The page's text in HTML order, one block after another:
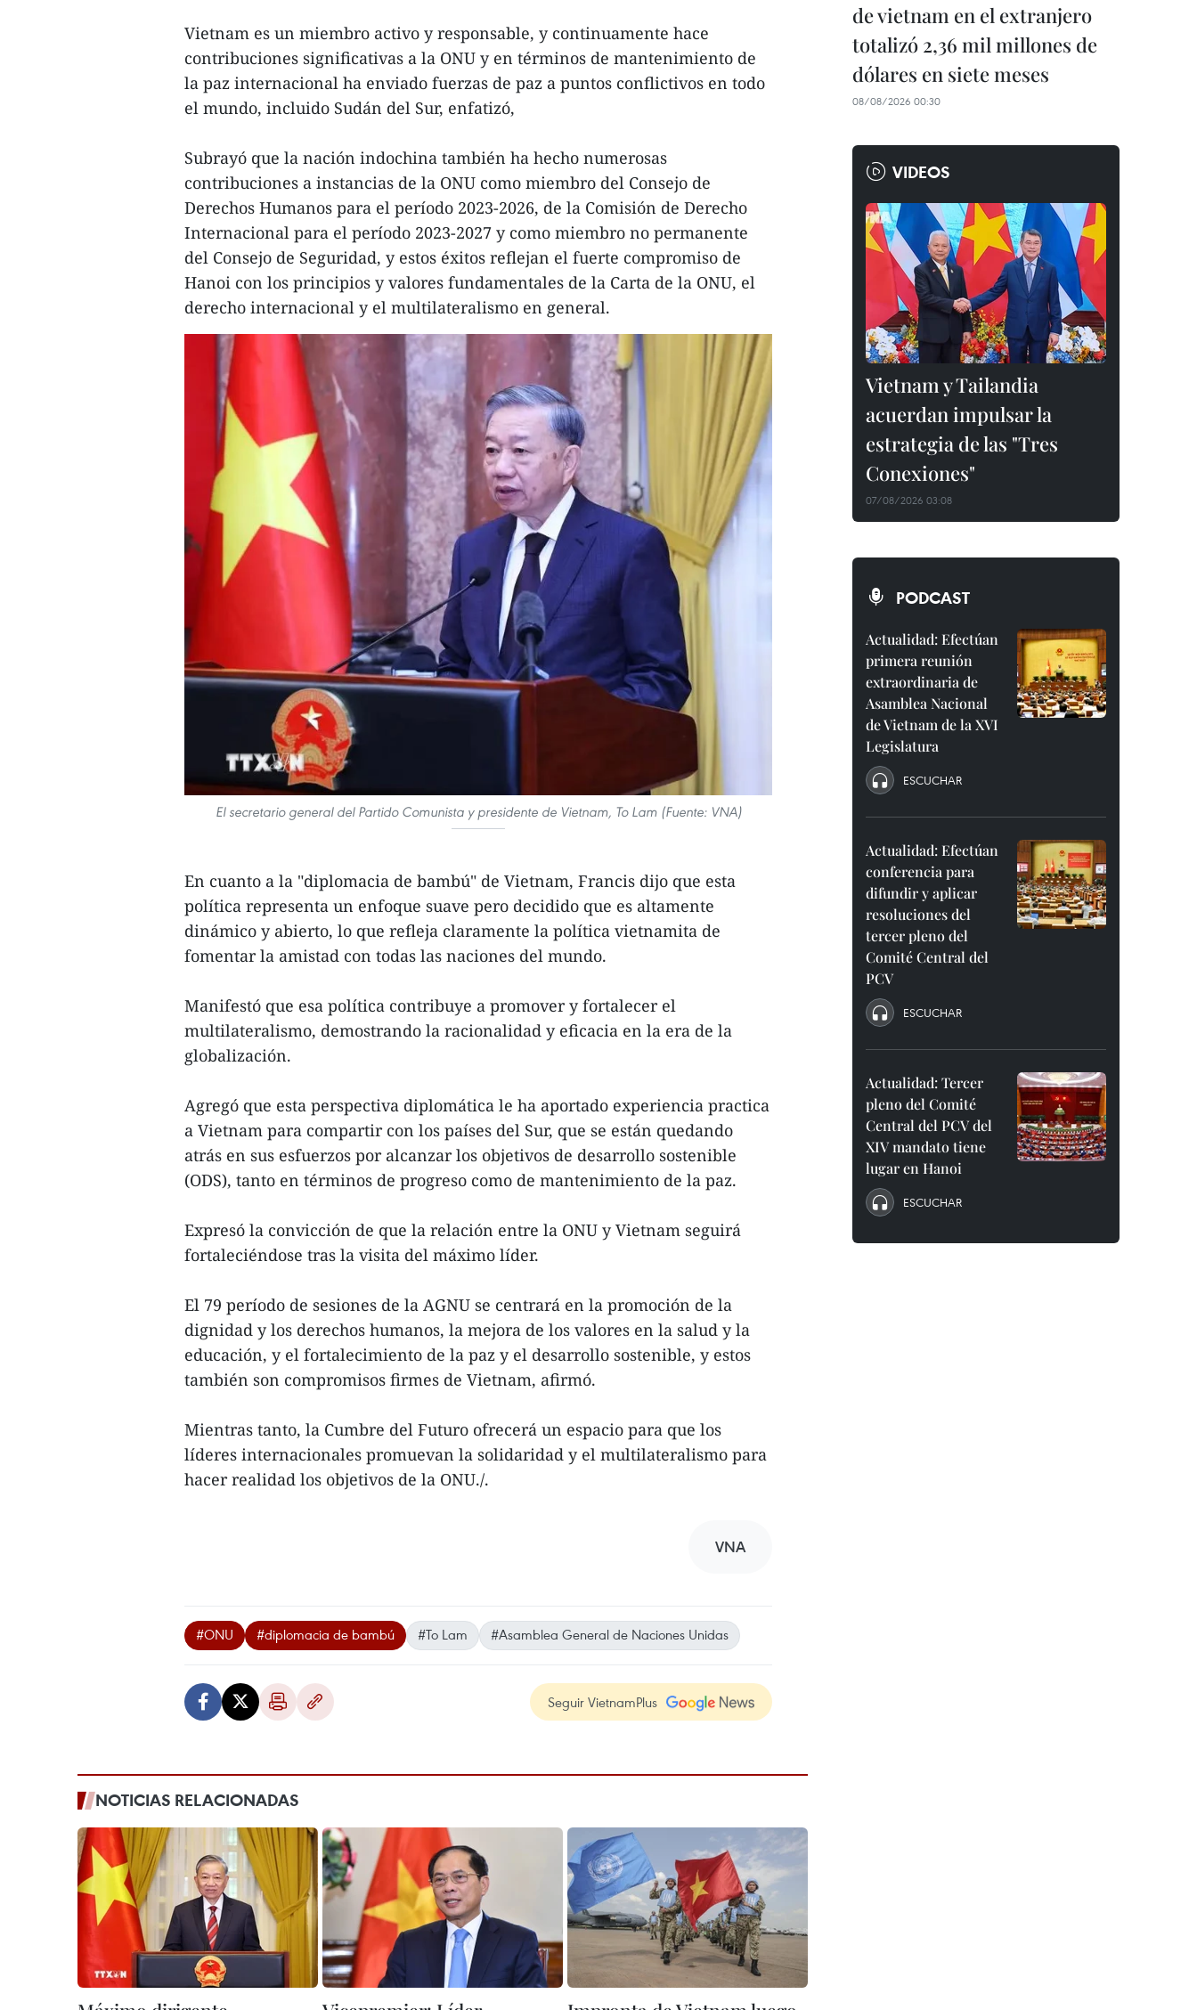
Vietnam es un miembro activo y responsable, y continuamente hace
contribuciones significativas a la ONU y en términos de mantenimiento de
la paz internacional ha enviado fuerzas de paz a puntos conflictivos en todo
el mundo, incluido Sudán del Sur, enfatizó,
Subrayó que la nación indochina también ha hecho numerosas
contribuciones a instancias de la ONU como miembro del Consejo de
Derechos Humanos para el período 2023-2026, de la Comisión de Derecho
Internacional para el período 2023-2027 y como miembro no permanente
del Consejo de Seguridad, y estos éxitos reflejan el fuerte compromiso de
Hanoi con los principios y valores fundamentales de la Carta de la ONU, el
derecho internacional y el multilateralismo en general.
El secretario general del Partido Comunista y presidente de Vietnam, To Lam (Fuente: VNA)
En cuanto a la "diplomacia de bambú" de Vietnam, Francis dijo que esta
política representa un enfoque suave pero decidido que es altamente
dinámico y abierto, lo que refleja claramente la política vietnamita de
fomentar la amistad con todas las naciones del mundo.
Manifestó que esa política contribuye a promover y fortalecer el
multilateralismo, demostrando la racionalidad y eficacia en la era de la
globalización.
Agregó que esta perspectiva diplomática le ha aportado experiencia practica
a Vietnam para compartir con los países del Sur, que se están quedando
atrás en sus esfuerzos por alcanzar los objetivos de desarrollo sostenible
(ODS), tanto en términos de progreso como de mantenimiento de la paz.
Expresó la convicción de que la relación entre la ONU y Vietnam seguirá
fortaleciéndose tras la visita del máximo líder.
El 79 período de sesiones de la AGNU se centrará en la promoción de la
dignidad y los derechos humanos, la mejora de los valores en la salud y la
educación, y el fortalecimiento de la paz y el desarrollo sostenible, y estos
también son compromisos firmes de Vietnam, afirmó.
Mientras tanto, la Cumbre del Futuro ofrecerá un espacio para que los
líderes internacionales promuevan la solidaridad y el multilateralismo para
hacer realidad los objetivos de la ONU./.
VNA
#ONU #diplomacia de bambú #To Lam #Asamblea General de Naciones Unidas
Seguir VietnamPlus
NOTICIAS RELACIONADAS
de vietnam en el extranjero
totalizó 2,36 mil millones de
dólares en siete meses
08/08/2026 00:30
VIDEOS
Vietnam y Tailandia
acuerdan impulsar la
estrategia de las "Tres
Conexiones"
07/08/2026 03:08
PODCAST
Actualidad: Efectúan
primera reunión
extraordinaria de
Asamblea Nacional
de Vietnam de la XVI
Legislatura
ESCUCHAR
Actualidad: Efectúan
conferencia para
difundir y aplicar
resoluciones del
tercer pleno del
Comité Central del
PCV
ESCUCHAR
Actualidad: Tercer
pleno del Comité
Central del PCV del
XIV mandato tiene
lugar en Hanoi
ESCUCHAR